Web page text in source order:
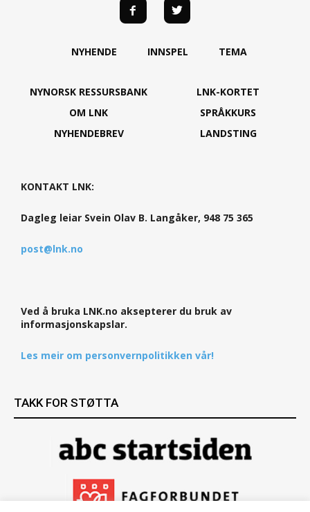
NYHENDE INNSPEL TEMA
NYNORSK RESSURSBANK
OM LNK
NYHENDEBREV
LNK-KORTET
SPRÅKKURS
LANDSTING
KONTAKT LNK:
Dagleg leiar Svein Olav B. Langåker, 948 75 365
post@lnk.no
Ved å bruka LNK.no aksepterer du bruk av
informasjonskapslar.
Les meir om personvernpolitikken vår!
TAKK FOR STØTTA